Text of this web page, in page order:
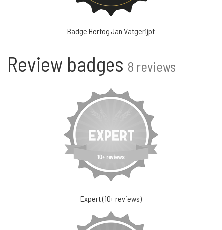
Badge Hertog Jan Vatgerijpt
Review badges 8 reviews
Expert (10+ reviews)